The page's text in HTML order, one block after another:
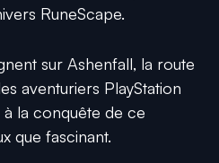
RuneScape.
sur Ashenfall, la route
aventuriers PlayStation
la conquête de ce
que fascinant.